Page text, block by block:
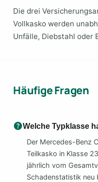
Die drei
Vollkasko werden
Unfälle, Diebstahl oder
Häufige Fragen
Welche Typklasse
Der Mercedes-Benz
Teilkasko in Klasse
jährlich vom
Schadenstatistik neu